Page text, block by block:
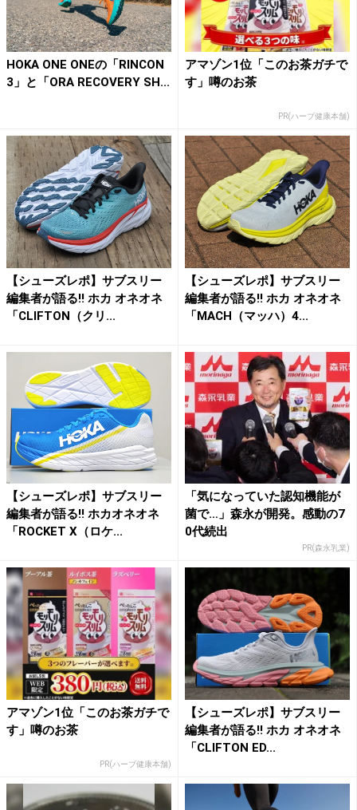
HOKA ONE ONEの「RINCON
3」と「ORA RECOVERY SH...
アマゾン1位「このお茶ガチで
す」噂のお茶
PR(ハーブ健康本舗)
【シューズレポ】サブスリー
編集者が語る!! ホカ オネオネ
「CLIFTON（クリ...
【シューズレポ】サブスリー
編集者が語る!! ホカ オネオネ
「MACH（マッハ）4...
【シューズレポ】サブスリー
編集者が語る!! ホカオネオネ
「ROCKET X（ロケ...
「気になっていた認知機能が
菌で…」森永が開発。感動の7
0代続出
PR(森永乳業)
アマゾン1位「このお茶ガチで
す」噂のお茶
PR(ハーブ健康本舗)
【シューズレポ】サブスリー
編集者が語る!! ホカ オネオネ
「CLIFTON ED...